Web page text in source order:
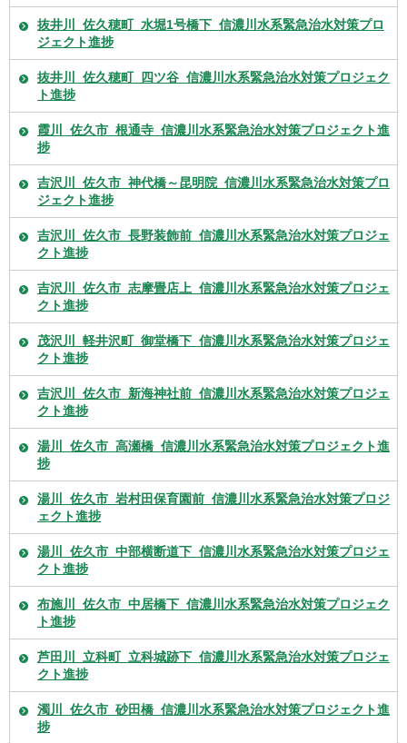
抜井川_佐久穂町_水堀1号橋下_信濃川水系緊急治水対策プロ
ジェクト進捗
抜井川_佐久穂町_四ツ谷_信濃川水系緊急治水対策プロジェク
ト進捗
霞川_佐久市_根通寺_信濃川水系緊急治水対策プロジェクト進
捗
吉沢川_佐久市_神代橋～昆明院_信濃川水系緊急治水対策プロ
ジェクト進捗
吉沢川_佐久市_長野装飾前_信濃川水系緊急治水対策プロジェ
クト進捗
吉沢川_佐久市_志摩畳店上_信濃川水系緊急治水対策プロジェ
クト進捗
茂沢川_軽井沢町_御堂橋下_信濃川水系緊急治水対策プロジェ
クト進捗
吉沢川_佐久市_新海神社前_信濃川水系緊急治水対策プロジェ
クト進捗
湯川_佐久市_高瀬橋_信濃川水系緊急治水対策プロジェクト進
捗
湯川_佐久市_岩村田保育園前_信濃川水系緊急治水対策プロジ
ェクト進捗
湯川_佐久市_中部横断道下_信濃川水系緊急治水対策プロジェ
クト進捗
布施川_佐久市_中居橋下_信濃川水系緊急治水対策プロジェク
ト進捗
芦田川_立科町_立科城跡下_信濃川水系緊急治水対策プロジェ
クト進捗
濁川_佐久市_砂田橋_信濃川水系緊急治水対策プロジェクト進
捗